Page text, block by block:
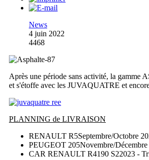
News
4 juin 2022
4468
Après une période sans activité, la gamme
et s'étoffe avec les JUVAQUATRE et
PLANNING de LIVRAISON
RENAULT R5Septembre/Octobre
PEUGEOT 205Novembre/Décembre
CAR RENAULT R4190 S22023 -